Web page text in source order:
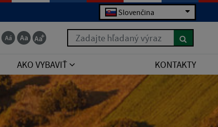
Slovenčina
Zadajte hľadaný výraz
AKO VYBAVIŤ KONTAKTY